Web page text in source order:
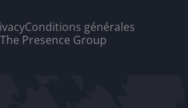
Conditions générales
Presence Group